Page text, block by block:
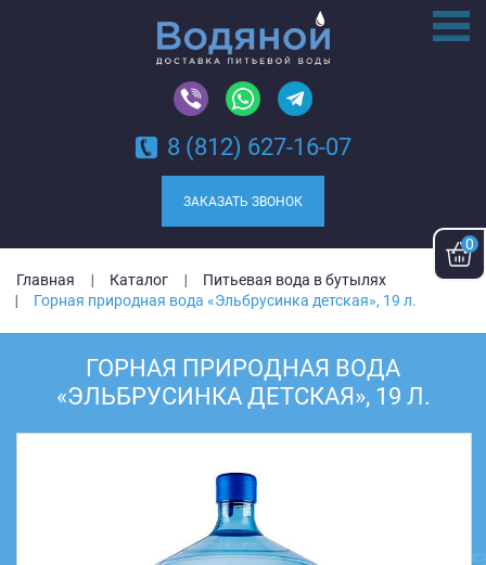
0
8 (812) 627-16-07
ЗАКАЗАТЬ ЗВОНОК
Главная Каталог
Питьевая вода в бутылях
Горная природная вода «Эльбрусинка детская», 19 л.
ГОРНАЯ ПРИРОДНАЯ ВОДА
«ЭЛЬБРУСИНКА ДЕТСКАЯ», 19 Л.